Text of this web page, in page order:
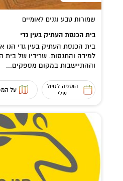
שמורות טבע וגנים לאומיים
בית הכנסת העתיק בעין גדי
בית הכנסת העתיק בעין גדי
למידה והתנסות. שרידיו של בית
וההתיישבות במקום מספקים...
הוספה לטיול
שלי
על